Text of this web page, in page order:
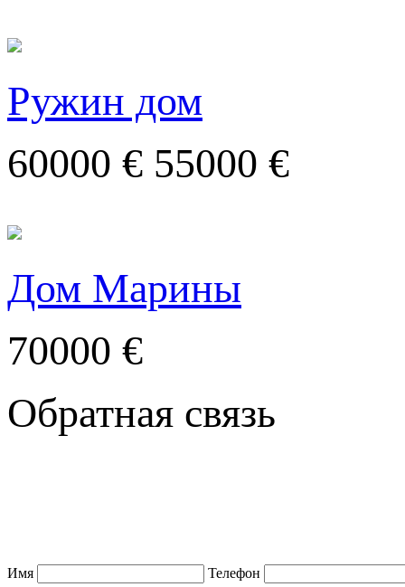
Ружин дом
60000 € 55000 €
Дом Марины
70000 €
Обратная связь
Имя Телефон